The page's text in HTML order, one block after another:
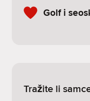
Golf i
Tražite li